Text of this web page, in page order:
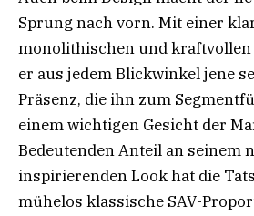
Sprung nach vorn. Mit einer
monolithischen und
er aus jedem Blickwinkel jene
Präsenz, die ihn zum
einem wichtigen Gesicht der
Bedeutenden Anteil an seinem
inspirierenden Look hat die
mühelos klassische SAV-